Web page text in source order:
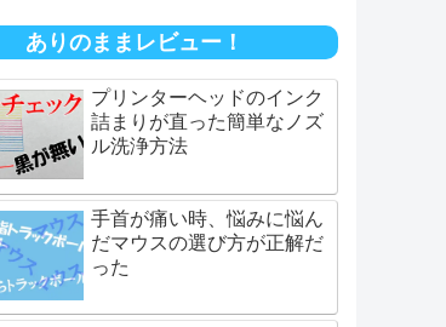
ありのままレビュー！
プリンターヘッドのインク
詰まりが直った簡単なノズ
ル洗浄方法
手首が痛い時、悩みに悩ん
だマウスの選び方が正解だ
った